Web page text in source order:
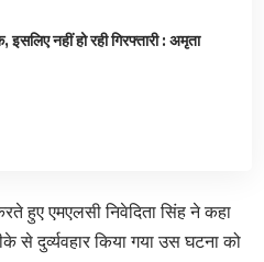
नहीं हो रही गिरफ्तारी : अमृता
हुए एमएलसी निवेदिता सिंह ने कहा
से दुर्व्यवहार किया गया उस घटना को